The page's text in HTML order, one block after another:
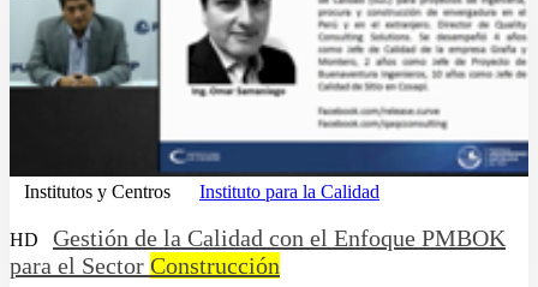
Institutos y Centros Instituto para la Calidad
HD
Gestión de la Calidad con el Enfoque PMBOK
para el Sector Construcción